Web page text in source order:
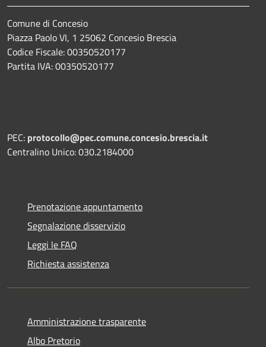
Comune di Concesio
Piazza Paolo VI, 1 25062 Concesio Brescia
Codice Fiscale: 00350520177
Partita IVA: 00350520177
PEC: protocollo@pec.comune.concesio.brescia.it
Centralino Unico: 030.2184000
Prenotazione appuntamento
Segnalazione disservizio
Leggi le FAQ
Richiesta assistenza
Amministrazione trasparente
Albo Pretorio